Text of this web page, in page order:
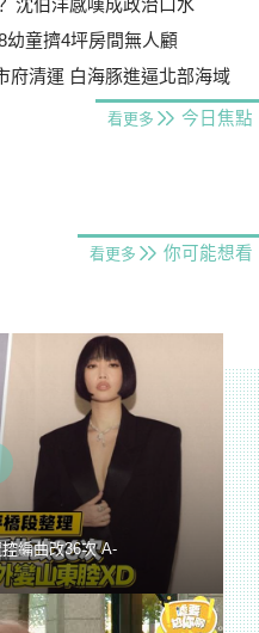
沈伯洋感嘆成政治口水
幼童擠4坪房間無人顧
府清運 白海豚進逼北部海域
看更多 今日焦點
看更多 你可能想看
編曲改36次 A-